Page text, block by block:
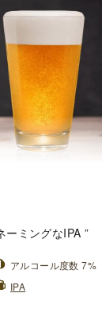
ーミングなIPA ”
アルコール度数 7%
IPA